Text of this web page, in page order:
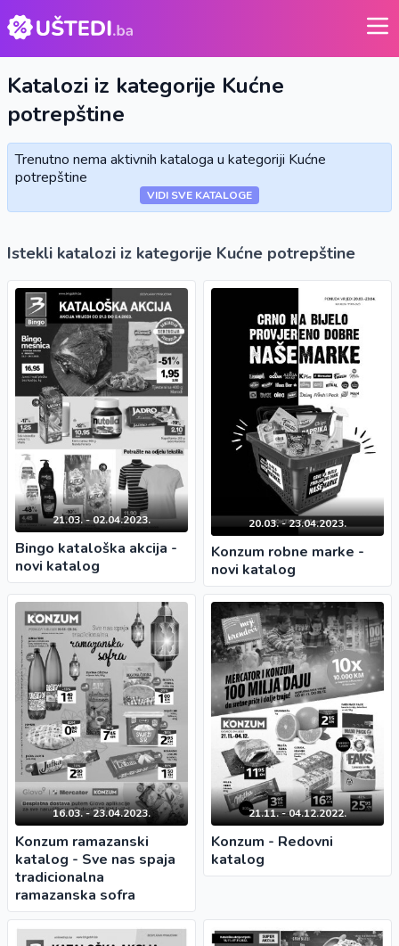
Katalozi iz kategorije Kućne
potrepštine
Trenutno nema aktivnih kataloga u kategoriji Kućne
potrepštine
VIDI SVE KATALOGE
Istekli katalozi iz kategorije Kućne potrepštine
21.03. - 02.04.2023.
Bingo kataloška akcija -
novi katalog
20.03. - 23.04.2023.
Konzum robne marke -
novi katalog
16.03. - 23.04.2023.
Konzum ramazanski
katalog - Sve nas spaja
tradicionalna
ramazanska sofra
21.11. - 04.12.2022.
Konzum - Redovni
katalog